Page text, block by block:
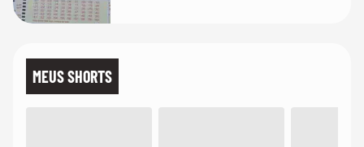
MEUS SHORTS